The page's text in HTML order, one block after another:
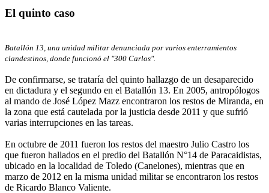
El quinto caso
Batallón 13, una unidad militar denunciada por varios enterramientos
clandestinos, donde funcionó el "300 Carlos".
De confirmarse, se trataría del quinto hallazgo de un desaparecido
en dictadura y el segundo en el Batallón 13. En 2005, antropólogos
al mando de José López Mazz encontraron los restos de Miranda, en
la zona que está cautelada por la justicia desde 2011 y que sufrió
varias interrupciones en las tareas.
En octubre de 2011 fueron los restos del maestro Julio Castro los
que fueron hallados en el predio del Batallón N°14 de Paracaidistas,
ubicado en la localidad de Toledo (Canelones), mientras que en
marzo de 2012 en la misma unidad militar se encontraron los restos
de Ricardo Blanco Valiente.